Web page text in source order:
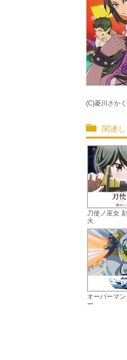
(C)菱川さか
関連
刀使ノ巫女
火
オーバーマ
ー